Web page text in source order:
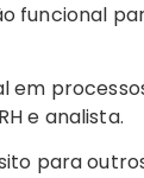
funcional
em
e analista.
para